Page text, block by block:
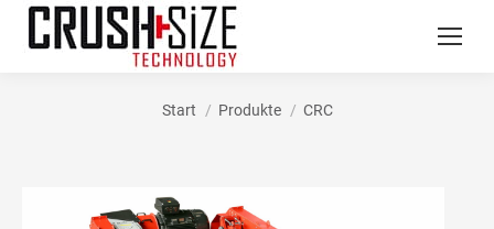
Sie befinden sich hier:
Start Produkte CRC